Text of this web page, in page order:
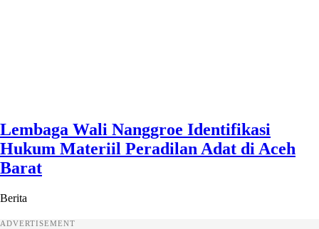
Lembaga Wali Nanggroe Identifikasi
Hukum Materiil Peradilan Adat di Aceh
Barat
Berita
ADVERTISEMENT